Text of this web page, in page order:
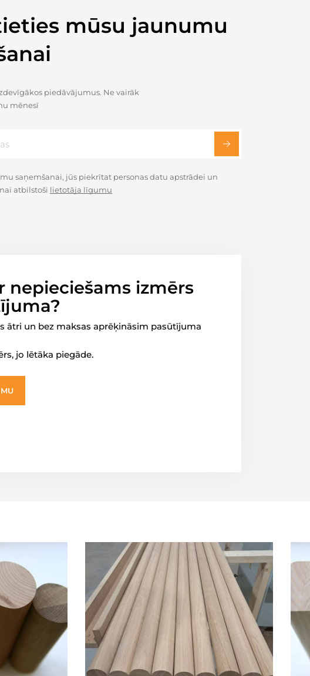
mūsu jaunumu
piedāvājumus. Ne vairāk
mēnesī
saņemšanai, jūs piekrītat personas datu apstrādei un
atbilstoši lietotāja līgumu
nepieciešams izmērs
ātri un bez maksas aprēķināsim pasūtījuma
jo lētāka piegāde.